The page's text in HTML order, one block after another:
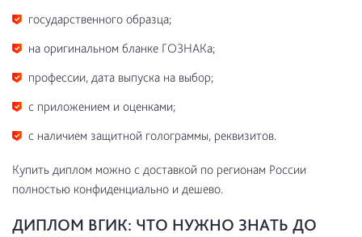
государственного образца;
на оригинальном бланке ГОЗНАКа;
профессии, дата выпуска на выбор;
с приложением и оценками;
с наличием защитной голограммы, реквизитов.
Купить диплом можно с доставкой по регионам России
полностью конфиденциально и дешево.
ДИПЛОМ ВГИК: ЧТО НУЖНО ЗНАТЬ ДО